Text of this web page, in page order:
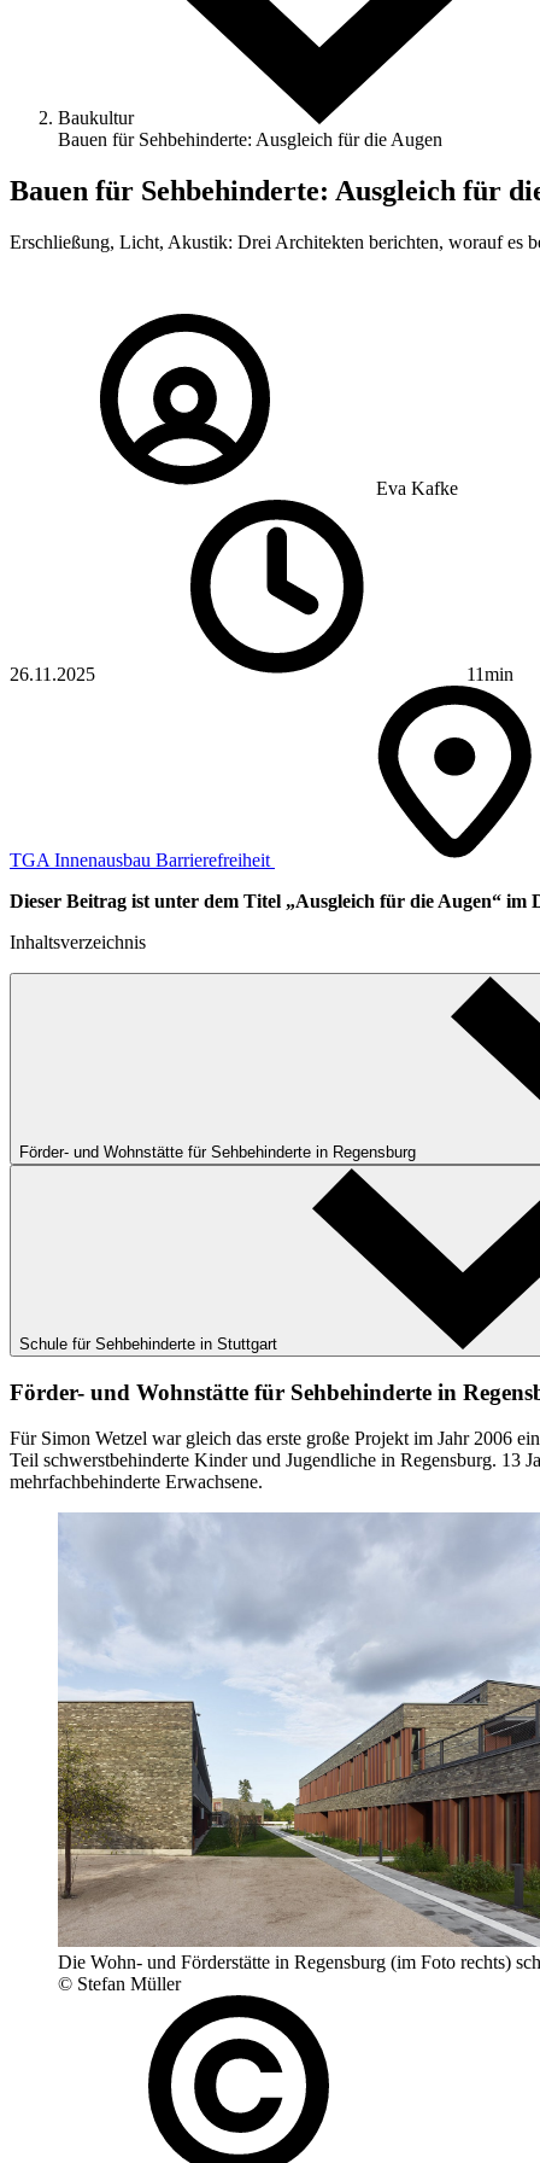
Baukultur
Bauen für Sehbehinderte: Ausgleich für die Augen
Bauen für Sehbehinderte: Ausgleich für
Erschließung, Licht, Akustik: Drei Architekten berichten, worauf es
Eva Kafke
26.11.2025 11min
TGA Innenausbau Barrierefreiheit
Dieser Beitrag ist unter dem Titel „Ausgleich für die Augen“ im
Inhaltsverzeichnis
Förder- und Wohnstätte für Sehbehinderte in Regensburg
Schule für Sehbehinderte in Stuttgart
Förder- und Wohnstätte für Sehbehinderte in
Für Simon Wetzel war gleich das erste große Projekt im Jahr 2006
Teil schwerstbehinderte Kinder und Jugendliche in Regensburg. 13
mehrfachbehinderte Erwachsene.
Die Wohn- und Förderstätte in Regensburg (im Foto rechts)
© Stefan Müller